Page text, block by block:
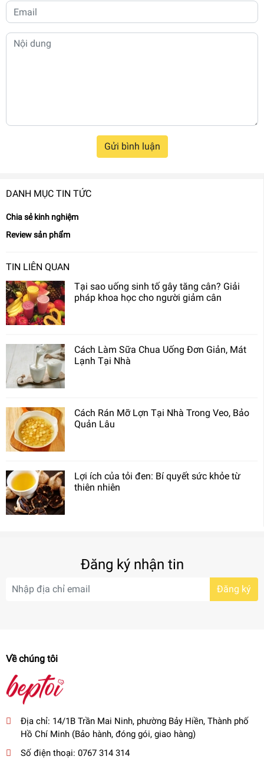
DANH MỤC TIN TỨC
Chia sẻ kinh nghiệm
Review sản phẩm
TIN LIÊN QUAN
Tại sao uống sinh tố gây tăng cân? Giải
pháp khoa học cho người giảm cân
Cách Làm Sữa Chua Uống Đơn Giản, Mát
Lạnh Tại Nhà
Cách Rán Mỡ Lợn Tại Nhà Trong Veo, Bảo
Quản Lâu
Lợi ích của tỏi đen: Bí quyết sức khỏe từ
thiên nhiên
Gửi bình luận
Đăng ký nhận tin
Đăng ký
Về chúng tôi
Địa chỉ: 14/1B Trần Mai Ninh, phường Bảy Hiền, Thành phố
Hồ Chí Minh (Bảo hành, đóng gói, giao hàng)
Số điện thoại: 0767 314 314